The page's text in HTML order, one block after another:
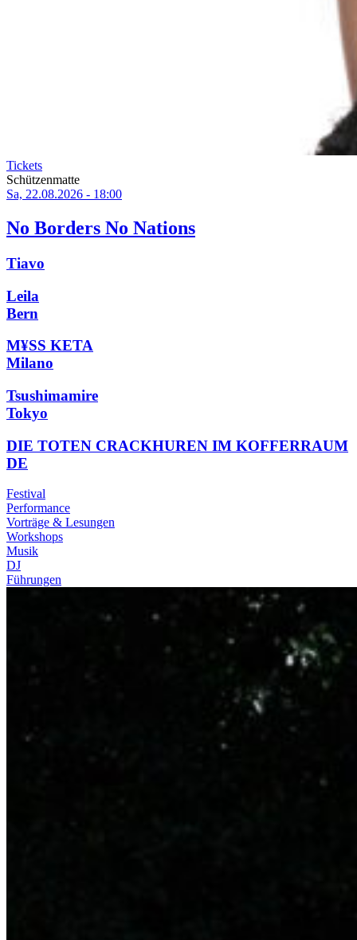
Tickets
Schützenmatte
Sa, 22.08.2026 - 18:00
No Borders No Nations
Tiavo
Leila
Bern
M¥SS KETA
Milano
Tsushimamire
Tokyo
DIE TOTEN CRACKHUREN IM KOFFERRAUM
DE
Festival
Performance
Vorträge & Lesungen
Workshops
Musik
DJ
Führungen